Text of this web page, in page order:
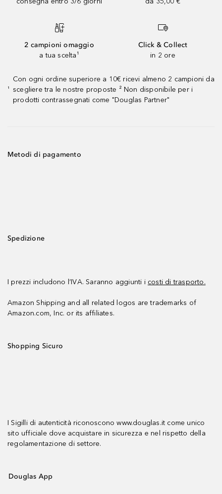
2 campioni omaggio
a tua scelta¹
Click & Collect
in 2 ore
¹
Con ogni ordine superiore a 10€ ricevi almeno 2 campioni da
scegliere tra le nostre proposte ² Non disponibile per i
prodotti contrassegnati come "Douglas Partner"
Metodi di pagamento
Spedizione
I prezzi includono l’IVA. Saranno aggiunti i costi di trasporto.
Amazon Shipping and all related logos are trademarks of
Amazon.com, Inc. or its affiliates.
Shopping Sicuro
I Sigilli di autenticità riconoscono www.douglas.it come unico
sito ufficiale dove acquistare in sicurezza e nel rispetto della
regolamentazione di settore.
Douglas App